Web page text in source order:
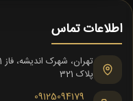
اطلاعات تماس
پلاک 321
09125094179